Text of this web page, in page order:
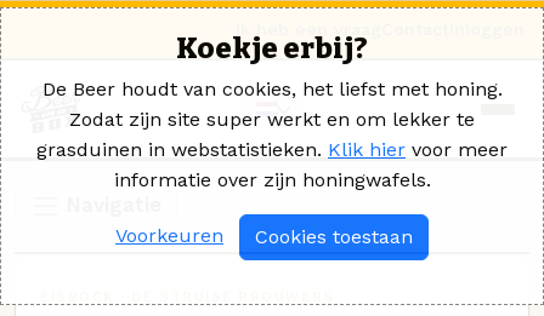
Koekje erbij?
De Beer houdt van cookies, het liefst met honing.
Zodat zijn site super werkt en om lekker te
grasduinen in webstatistieken. Klik hier voor meer
informatie over zijn honingwafels.
Voorkeuren Cookies toestaan